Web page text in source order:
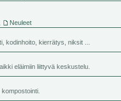
Neuleet
kodinhoito, kierrätys, niksit ...
eläimiin liittyvä keskustelu.